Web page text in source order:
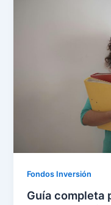
Fondos Inversión
Guía completa